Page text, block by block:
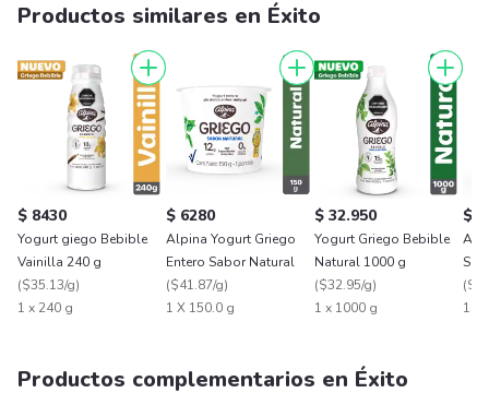
Productos similares en Éxito
$ 8430
Yogurt giego Bebible
Vainilla 240 g
($35.13/g)
1 x 240 g
$ 6280
Alpina Yogurt Griego
Entero Sabor Natural
($41.87/g)
1 X 150.0 g
$ 32.950
Yogurt Griego Bebible
Natural 1000 g
($32.95/g)
1 x 1000 g
$
(
1 X
Productos complementarios en Éxito